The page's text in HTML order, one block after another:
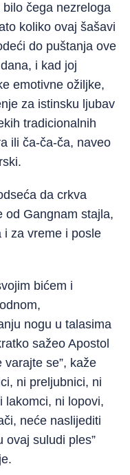
čega nezreloga
koliko ovaj šašavi
do puštanja ove
i kad joj
emotivne ožiljke,
za istinsku ljubav
tradicionalnih
ili ča-ča-ča, naveo
da crkva
od Gangnam stajla,
i za vreme i posle
bićem i
nogu u talasima
sažeo Apostol
varajte se”, kaže
ni preljubnici, ni
lakomci, ni lopovi,
neće naslijediti
ovaj suludi ples”